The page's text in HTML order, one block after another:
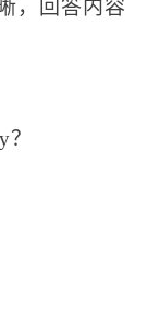
，回答内容
？